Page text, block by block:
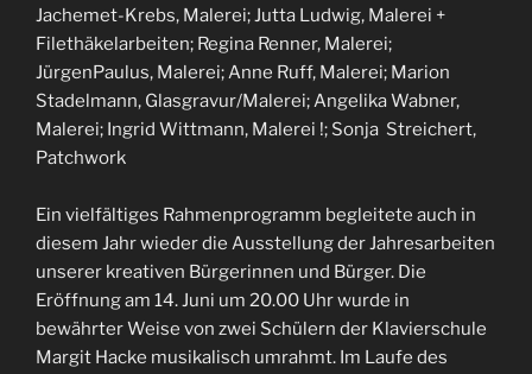
Jachemet-Krebs, Malerei; Jutta Ludwig, Malerei +
Filethäkelarbeiten; Regina Renner, Malerei;
JürgenPaulus, Malerei; Anne Ruff, Malerei; Marion
Stadelmann, Glasgravur/Malerei; Angelika Wabner,
Malerei; Ingrid Wittmann, Malerei !; Sonja Streichert,
Patchwork
Ein vielfältiges Rahmenprogramm begleitete auch in
diesem Jahr wieder die Ausstellung der Jahresarbeiten
unserer kreativen Bürgerinnen und Bürger. Die
Eröffnung am 14. Juni um 20.00 Uhr wurde in
bewährter Weise von zwei Schülern der Klavierschule
Margit Hacke musikalisch umrahmt. Im Laufe des